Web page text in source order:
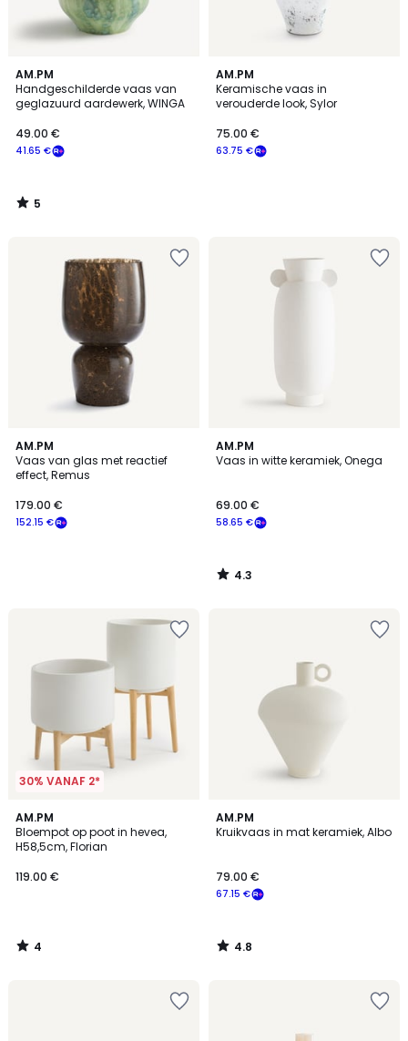
AM.PM
Handgeschilderde vaas van
geglazuurd aardewerk, WINGA
41.65 €
49.00 €
5
/
5
5
/
AM.PM
Keramische vaas in
verouderde look, Sylor
63.75 €
75.00 €
AM.PM
Vaas van glas met reactief
effect, Remus
152.15 €
179.00 €
AM.PM
Vaas in witte keramiek, Onega
58.65 €
69.00 €
4.3
/ 5
4.3
/
30% VANAF 2*
AM.PM
Bloempot op poot in hevea,
H58,5cm, Florian
119.00 €
4
/
5
4
/
AM.PM
Kruikvaas in mat keramiek, Albo
67.15 €
79.00 €
4.8
/ 5
4.8
/